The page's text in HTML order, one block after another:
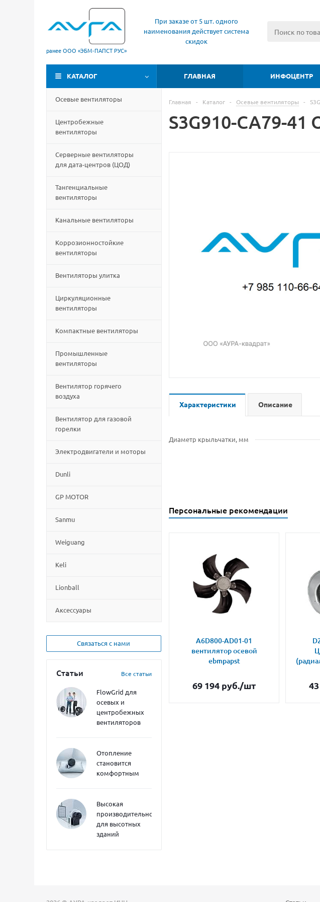
ранее ООО «ЭБМ‑ПАПСТ РУС»
При заказе от 5 шт. одного
наименования действует система
скидок
КАТАЛОГ ГЛАВНАЯ ИНФОЦЕНТР
Осевые вентиляторы
Центробежные
вентиляторы
Серверные вентиляторы
для дата-центров (ЦОД)
Тангенциальные
вентиляторы
Канальные вентиляторы
Коррозионностойкие
вентиляторы
Вентиляторы улитка
Циркуляционные
вентиляторы
Компактные вентиляторы
Промышленные
вентиляторы
Вентилятор горячего
воздуха
Вентилятор для газовой
горелки
Электродвигатели и моторы
Dunli
GP MOTOR
Sanmu
Weiguang
Keli
Lionball
Aксессуары
Связаться с нами
Статьи Все статьи
FlowGrid для
осевых и
центробежных
вентиляторов
Отопление
становится
комфортным
Высокая
производительность
для высотных
зданий
Главная - Каталог - Осевые вентиляторы -
S3G910-CA79-
Характеристики Описание
Диаметр крыльчатки, мм
Персональные рекомендации
A6D800-AD01-01
вентилятор осевой
ebmpapst
69 194 руб./шт